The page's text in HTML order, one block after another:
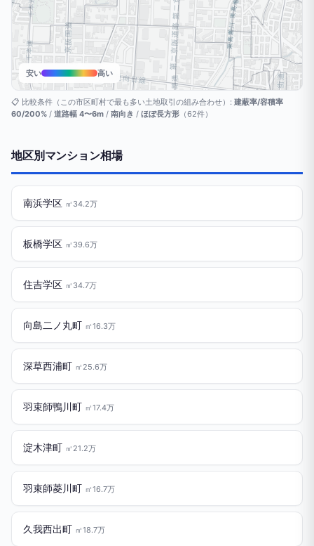
安い 高い
📋 比較条件（この市区町村で最も多い土地取引の組み合わせ）: 建蔽率/容積率
60/200% / 道路幅 4〜6m / 南向き / ほぼ長方形 （62件）
地区別マンション相場
南浜学区 ㎡34.2万
板橋学区 ㎡39.6万
住吉学区 ㎡34.7万
向島二ノ丸町 ㎡16.3万
深草西浦町 ㎡25.6万
羽束師鴨川町 ㎡17.4万
淀木津町 ㎡21.2万
羽束師菱川町 ㎡16.7万
久我西出町 ㎡18.7万